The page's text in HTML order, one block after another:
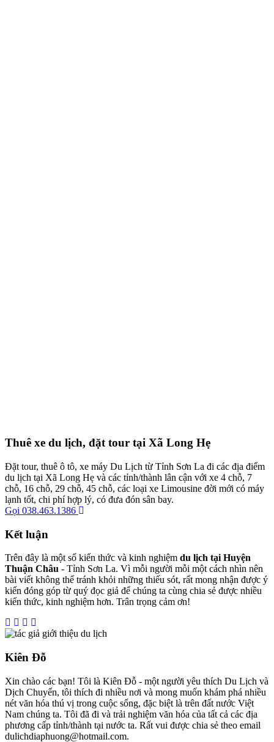
Thuê xe du lịch, đặt tour tại Xã Long Hẹ
Đặt tour, thuê ô tô, xe máy Du Lịch từ Tỉnh Sơn La đi các địa điểm
du lịch tại Xã Long Hẹ và các tỉnh/thành lân cận với xe 4 chỗ, 7
chỗ, 16 chỗ, 29 chỗ, 45 chỗ, các loại xe Limousine đời mới có máy
lạnh tốt, chi phí hợp lý, có đưa đón sân bay.
Gọi 038.463.1386
Kết luận
Trên đây là một số kiến thức và kinh nghiệm du lịch tại Huyện
Thuận Châu - Tỉnh Sơn La. Vì mỗi người mỗi một cách nhìn nên
bài viết không thể tránh khỏi những thiếu sót, rất mong nhận được ý
kiến đóng góp từ quý đọc giả để chúng ta cùng chia sẻ được nhiều
kiến thức, kinh nghiệm hơn. Trân trọng cảm ơn!
Kiên Đỗ
Xin chào các bạn! Tôi là Kiên Đỗ - một người yêu thích Du Lịch và
Dịch Chuyển, tôi thích đi nhiều nơi và mong muốn khám phá nhiều
nét văn hóa thú vị trong cuộc sống, đặc biệt là trên đất nước Việt
Nam chúng ta. Tôi đã đi và trải nghiệm văn hóa của tất cả các địa
phương cấp tỉnh/thành tại nước ta. Rất vui được chia sẻ theo email
dulichdiaphuong@hotmail.com.